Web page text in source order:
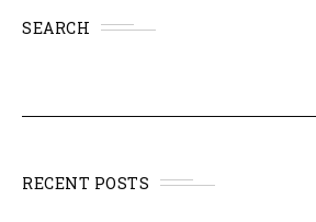
SEARCH
RECENT POSTS